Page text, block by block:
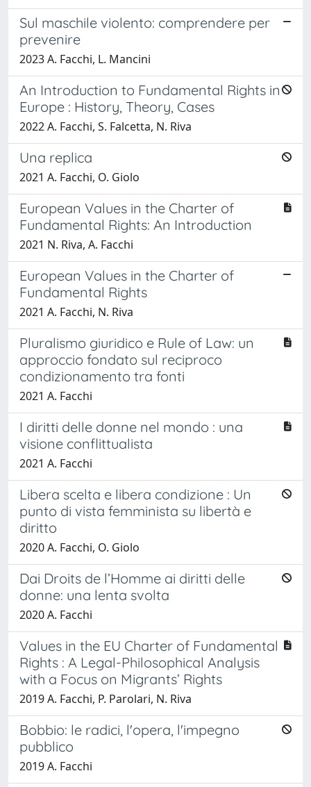
Sul maschile violento: comprendere per
prevenire
2023 A. Facchi, L. Mancini
An Introduction to Fundamental Rights in
Europe : History, Theory, Cases
2022 A. Facchi, S. Falcetta, N. Riva
Una replica
2021 A. Facchi, O. Giolo
European Values in the Charter of
Fundamental Rights: An Introduction
2021 N. Riva, A. Facchi
European Values in the Charter of
Fundamental Rights
2021 A. Facchi, N. Riva
Pluralismo giuridico e Rule of Law: un
approccio fondato sul reciproco
condizionamento tra fonti
2021 A. Facchi
I diritti delle donne nel mondo : una
visione conflittualista
2021 A. Facchi
Libera scelta e libera condizione : Un
punto di vista femminista su libertà e
diritto
2020 A. Facchi, O. Giolo
Dai Droits de l’Homme ai diritti delle
donne: una lenta svolta
2020 A. Facchi
Values in the EU Charter of Fundamental
Rights : A Legal-Philosophical Analysis
with a Focus on Migrants’ Rights
2019 A. Facchi, P. Parolari, N. Riva
Bobbio: le radici, l'opera, l'impegno
pubblico
2019 A. Facchi